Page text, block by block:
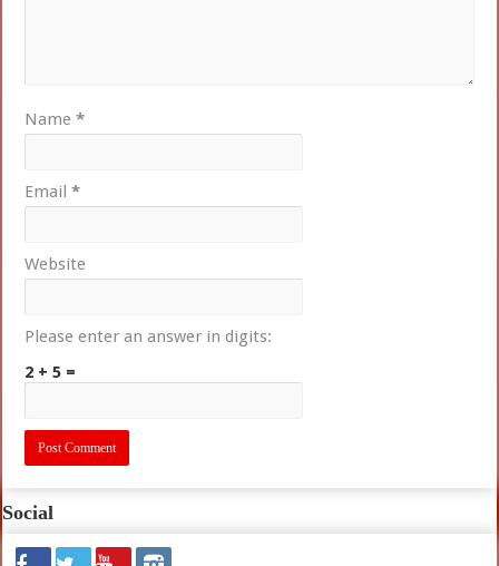
Name*
Email*
Website
Please enter an answer in digits:
2 + 5 =
Social